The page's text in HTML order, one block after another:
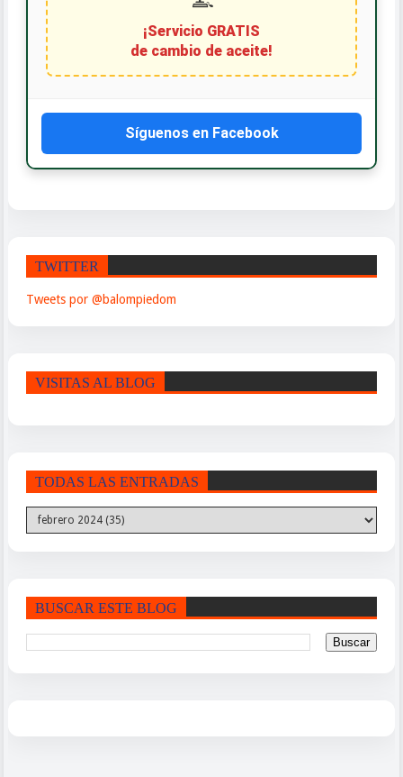
de cambio de aceite!
Síguenos en Facebook
TWITTER
Tweets por @balompiedom
VISITAS AL BLOG
TODAS LAS ENTRADAS
BUSCAR ESTE BLOG